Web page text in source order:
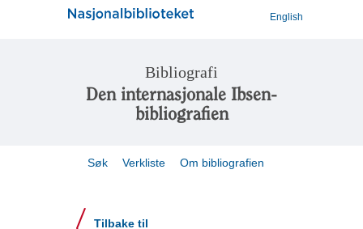
English
Bibliografi
Den internasjonale Ibsen-
bibliografien
Søk Verkliste Om bibliografien
Tilbake til